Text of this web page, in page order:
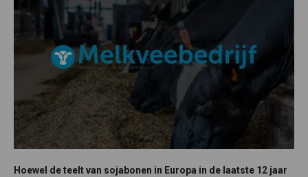
Hoewel de teelt van sojabonen in Europa in de laatste 12 jaar